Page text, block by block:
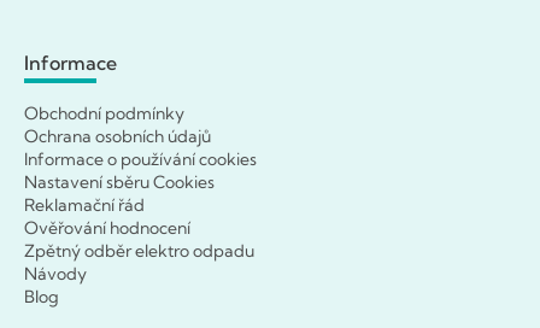
Informace
Obchodní podmínky
Ochrana osobních údajů
Informace o používání cookies
Nastavení sběru Cookies
Reklamační řád
Ověřování hodnocení
Zpětný odběr elektro odpadu
Návody
Blog